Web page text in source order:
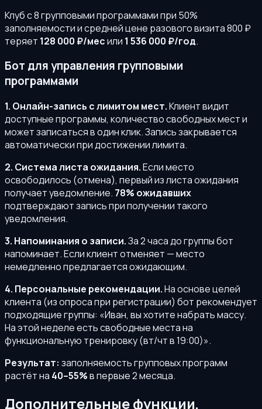
Клуб с 8 групповыми программами при 50%
заполняемости и средней цене разового визита 800 ₽
теряет 128 000 ₽/месили 1 536 000 ₽/год.
Бот для управления групповыми
программами
1. Онлайн-запись с лимитом мест.Клиент видит
доступные программы, количество свободных мест и
может записаться в один клик. Запись закрывается
автоматически при достижении лимита.
2. Система листа ожидания.Если место
освободилось (отмена), первый из листа ожидания
получает уведомление. 78% ожидавших
подтверждают запись при получении такого
уведомления.
3. Напоминания о записи.За 2 часа до группы бот
напоминает. Если клиент отменяет — место
немедленно предлагается ожидающим.
4. Персональные рекомендации.На основе целей
клиента (из опроса при регистрации) бот рекомендует
подходящие группы: «Иван, вы хотите набрать массу.
На этой неделе есть свободные места на
функциональную тренировку (вт/чт в 19:00)».
Результат: заполняемость групповых программ
растёт на 40–55%в первые 2 месяца.
Дополнительные функции,